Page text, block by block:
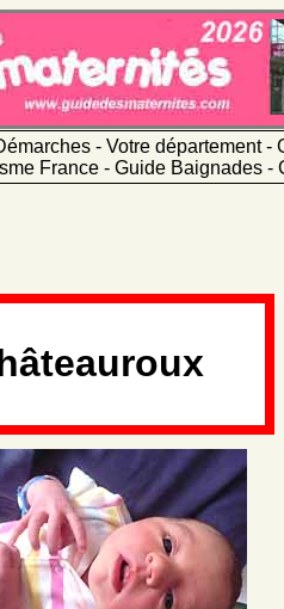
- Votre département
France - Guide Baignades